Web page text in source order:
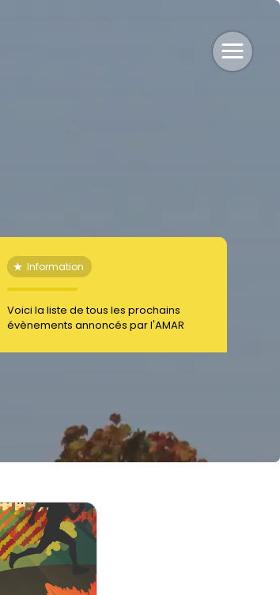
٭ Information
Voici la liste de tous les prochains
évènements annoncés par l'AMAR